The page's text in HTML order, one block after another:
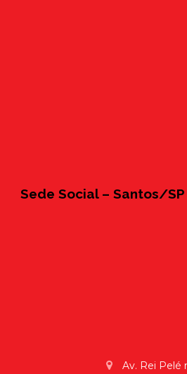
Sede Social – Santos/SP
Av. Rei Pelé